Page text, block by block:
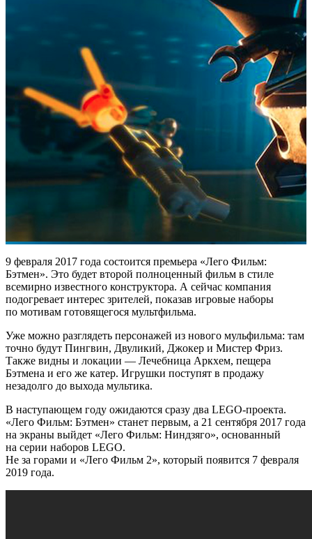
9 февраля 2017 года состоится премьера «Лего Фильм:
Бэтмен». Это будет второй полноценный фильм в стиле
всемирно известного конструктора. А сейчас компания
подогревает интерес зрителей, показав игровые наборы
по мотивам готовящегося мультфильма.
Уже можно разглядеть персонажей из нового мульфильма: там
точно будут Пингвин, Двуликий, Джокер и Мистер Фриз.
Также видны и локации — Лечебница Аркхем, пещера
Бэтмена и его же катер. Игрушки поступят в продажу
незадолго до выхода мультика.
В наступающем году ожидаются сразу два LEGO-проекта.
«Лего Фильм: Бэтмен» станет первым, а 21 сентября 2017 года
на экраны выйдет «Лего Фильм: Ниндзяго», основанный
на серии наборов LEGO.
Не за горами и «Лего Фильм 2», который появится 7 февраля
2019 года.